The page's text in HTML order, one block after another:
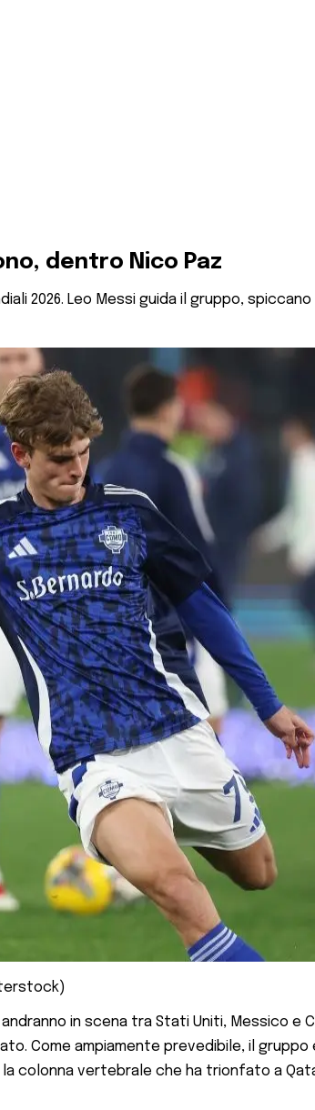
dentro Nico Paz
2026. Leo Messi guida il gruppo,
in scena tra Stati Uniti, Messico e
Come ampiamente prevedibile, il
colonna vertebrale che ha trionfato a